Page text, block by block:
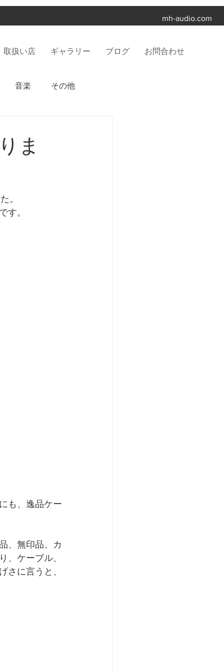
mh-audio.com
取扱い店 ギャラリー ブログ お問合わせ
音楽 その他
ま
。
す。
も、逸品ケー
、無印品、カ
、ケーブル、
さに言うと、